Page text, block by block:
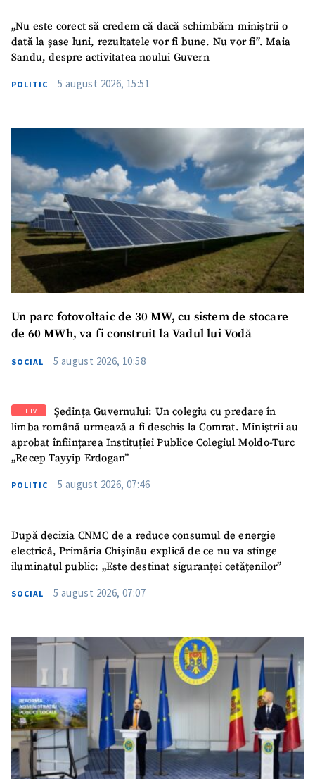
„Nu este corect să credem că dacă schimbăm miniștrii o
dată la șase luni, rezultatele vor fi bune. Nu vor fi”. Maia
Sandu, despre activitatea noului Guvern
POLITIC 5 august 2026, 15:51
Un parc fotovoltaic de 30 MW, cu sistem de stocare
de 60 MWh, va fi construit la Vadul lui Vodă
SOCIAL 5 august 2026, 10:58
LIVE
Ședința Guvernului: Un colegiu cu predare în
limba română urmează a fi deschis la Comrat. Miniștrii au
aprobat înființarea Instituției Publice Colegiul Moldo-Turc
„Recep Tayyip Erdogan”
POLITIC 5 august 2026, 07:46
După decizia CNMC de a reduce consumul de energie
electrică, Primăria Chișinău explică de ce nu va stinge
iluminatul public: „Este destinat siguranței cetățenilor”
SOCIAL 5 august 2026, 07:07